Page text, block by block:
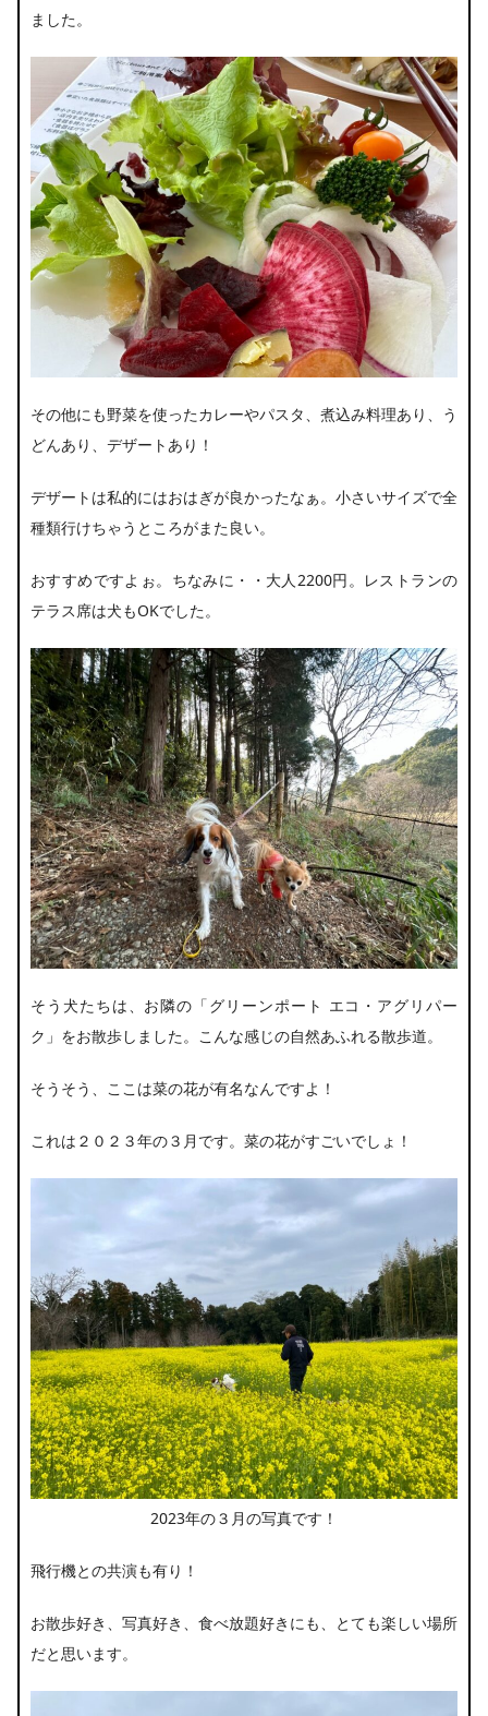
ました。
その他にも野菜を使ったカレーやパスタ、煮込み料理あり、う
どんあり、デザートあり！
デザートは私的にはおはぎが良かったなぁ。小さいサイズで全
種類行けちゃうところがまた良い。
おすすめですよぉ。ちなみに・・大人2200円。レストランの
テラス席は犬もOKでした。
そう犬たちは、お隣の「グリーンポート エコ・ アグリパー
ク 」をお散歩しました。こんな感じの自然あふれる散歩道。
そうそう、ここは菜の花が有名なんですよ！
これは２０２３年の３月です。菜の花がすごいでしょ！
2023年の３月の写真です！
飛行機との共演も有り！
お散歩好き、写真好き、食べ放題好きにも、とても楽しい場所
だと思います。